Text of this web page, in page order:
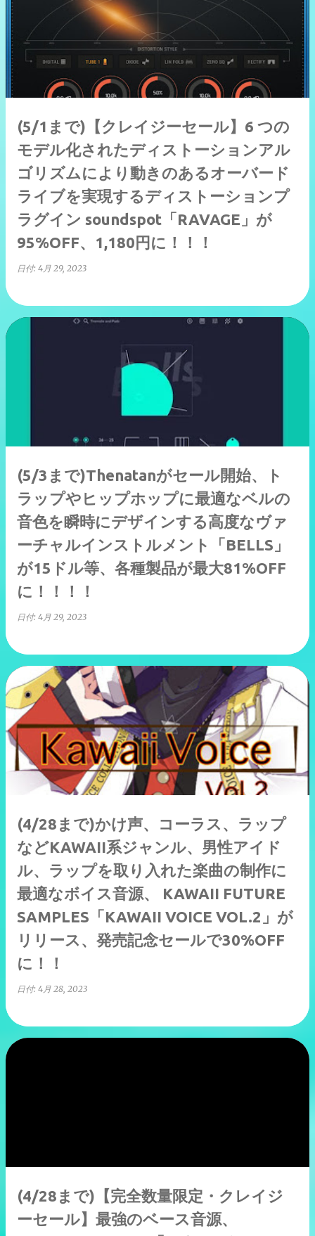
(5/1まで)【クレイジーセール】6 つの
モデル化されたディストーションアル
ゴリズムにより動きのあるオーバード
ライブを実現するディストーションプ
ラグイン soundspot「RAVAGE」が
95%OFF、1,180円に！！！
日付: 4月 29, 2023
(5/3まで)Thenatanがセール開始、ト
ラップやヒップホップに最適なベルの
音色を瞬時にデザインする高度なヴァ
ーチャルインストルメント「BELLS」
が15ドル等、各種製品が最大81%OFF
に！！！！
日付: 4月 29, 2023
(4/28まで)かけ声、コーラス、ラップ
などKAWAII系ジャンル、男性アイド
ル、ラップを取り入れた楽曲の制作に
最適なボイス音源、 KAWAII FUTURE
SAMPLES「KAWAII VOICE VOL.2」が
リリース、発売記念セールで30%OFF
に！！
日付: 4月 28, 2023
(4/28まで)【完全数量限定・クレイジ
ーセール】最強のベース音源、